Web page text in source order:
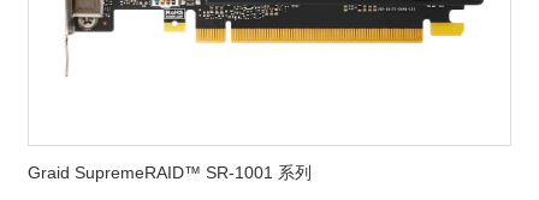
Graid SupremeRAID™ SR-1001 系列